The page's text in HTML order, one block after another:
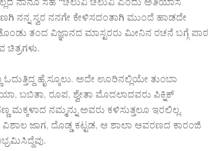
ನಾನೂ ಸಹ “ಚೆಲುವಿ ಚೆಲುವಿ ಎಂದು ಅತಿಯಾಸೆ
ನನ್ನ ಸ್ವರ ನನಗೇ ಕೇಳಿಸದಂತಾಗಿ ಮುಂದೆ ಹಾಡದೇ
ತಂದ ವಿಜ್ಞಾನದ ಮಾಸ್ಟರರು ಮೀನಿನ ರಚನೆ ಬಗ್ಗೆ ಪಾಠ
ಹೈಸ್ಕೂಲು. ಅದೇ ಊರಿನಲ್ಲಿಯೇ ತುಂಬಾ
ಬಬಿತಾ, ರೂಪ, ಶ್ವೇತಾ ಮೊದಲಾದವರು ಪಿಕ್ನಿಕ್
ಮಕ್ಕಳಾದ ನಮ್ಮನ್ನು ಅವರು ಕಳಿಸುತ್ತಲೂ ಇರಲಿಲ್ಲ.
ಜಾಗ, ದೊಡ್ಡ ಕಟ್ಟಡ, ಆ ಶಾಲಾ ಆವರಣದ ಕಾರಂಜಿ